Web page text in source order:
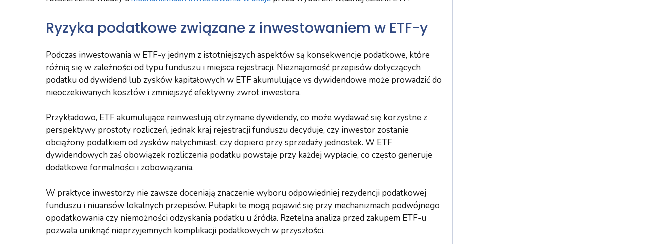
Ryzyka podatkowe związane z inwestowaniem w ETF-y
Podczas inwestowania w ETF-y jednym z istotniejszych aspektów są konsekwencje podatkowe, które
różnią się w zależności od typu funduszu i miejsca rejestracji. Nieznajomość przepisów dotyczących
podatku od dywidend lub zysków kapitałowych w ETF akumulujące vs dywidendowe może prowadzić do
nieoczekiwanych kosztów i zmniejszyć efektywny zwrot inwestora.
Przykładowo, ETF akumulujące reinwestują otrzymane dywidendy, co może wydawać się korzystne z
perspektywy prostoty rozliczeń, jednak kraj rejestracji funduszu decyduje, czy inwestor zostanie
obciążony podatkiem od zysków natychmiast, czy dopiero przy sprzedaży jednostek. W ETF
dywidendowych zaś obowiązek rozliczenia podatku powstaje przy każdej wypłacie, co często generuje
dodatkowe formalności i zobowiązania.
W praktyce inwestorzy nie zawsze doceniają znaczenie wyboru odpowiedniej rezydencji podatkowej
funduszu i niuansów lokalnych przepisów. Pułapki te mogą pojawić się przy mechanizmach podwójnego
opodatkowania czy niemożności odzyskania podatku u źródła. Rzetelna analiza przed zakupem ETF-u
pozwala uniknąć nieprzyjemnych komplikacji podatkowych w przyszłości.